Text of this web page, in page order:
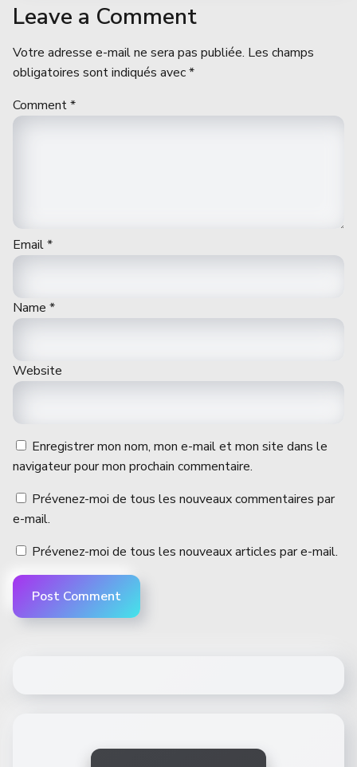
Leave a Comment
Votre adresse e-mail ne sera pas publiée. Les champs
obligatoires sont indiqués avec*
Comment*
Email*
Name *
Website
Enregistrer mon nom, mon e-mail et mon site dans le
navigateur pour mon prochain commentaire.
Prévenez-moi de tous les nouveaux commentaires par
e-mail.
Prévenez-moi de tous les nouveaux articles par e-mail.